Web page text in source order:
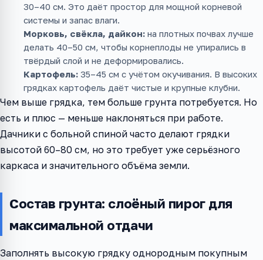
30–40 см. Это даёт простор для мощной корневой
системы и запас влаги.
Морковь, свёкла, дайкон: на плотных почвах лучше
делать 40–50 см, чтобы корнеплоды не упирались в
твёрдый слой и не деформировались.
Картофель: 35–45 см с учётом окучивания. В высоких
грядках картофель даёт чистые и крупные клубни.
Чем выше грядка, тем больше грунта потребуется. Но
есть и плюс — меньше наклоняться при работе.
Дачники с больной спиной часто делают грядки
высотой 60–80 см, но это требует уже серьёзного
каркаса и значительного объёма земли.
Состав грунта: слоёный пирог для
максимальной отдачи
Заполнять высокую грядку однородным покупным